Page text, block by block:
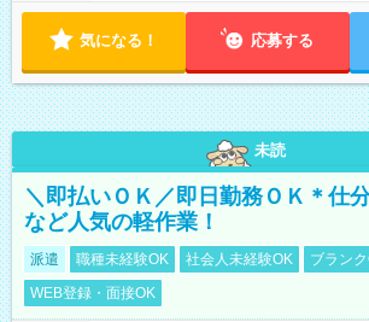
気になる！ 応募する
未読
＼即払いＯＫ／即日勤務ＯＫ＊仕
など人気の軽作業！
派遣 職種未経験OK 社会人未経験OK
ブラン
WEB登録・面接OK